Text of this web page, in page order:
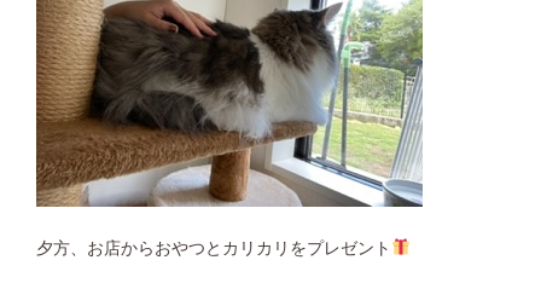
夕方、お店からおやつとカリカリをプレゼント